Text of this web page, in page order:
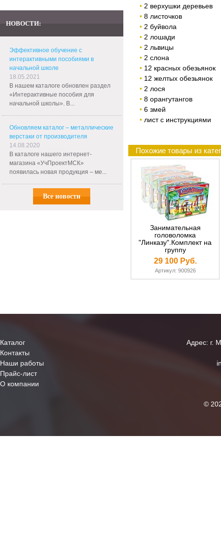
НОВОСТИ:
Эффективное обучение с
интерактивными пособиями в
начальной школе
18.05.2021
В нашем каталоге обновлен раздел
«Интерактивные пособия для
начальной школы». В...
Обновляем каталог – металлические
верстаки от производителя
14.08.2020
В каталоге нашего интернет-
магазина «УчПроектМСК»
появилась новая продукция – ме...
Все новости
2 верхушки деревьев
8 листочков
2 буйвола
2 лошади
2 львицы
2 слона
12 красных обезьянок
12 желтых обезьянок
2 лося
8 орангутангов
6 змей
лист с инструкциями
Похожие товары из
Занимательная
головоломка
"Линказу".Комплект на
группу
29 100 Руб.
Артикул: 900926
Каталог
Контакты
Наши работы
Прайс-лист
О компании
Адрес: г.
©